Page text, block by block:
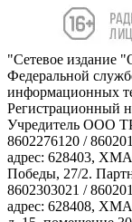
"Сетевое издание
Федеральной
информационных
Регистрационный
Учредитель ООО
8602276120 /
адрес: 628403,
Победы, 27/2.
8602303021 /
адрес: 628408,